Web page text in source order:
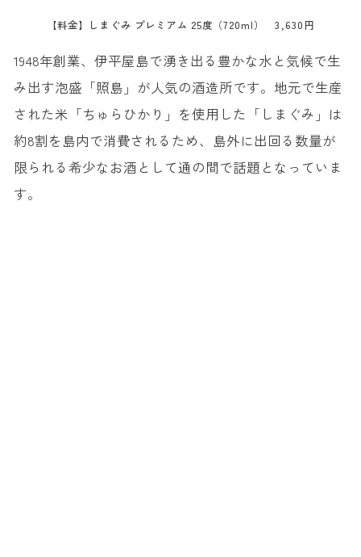
【料金】しまぐみ プレミアム 25度（720ml） 3,630円
1948年創業、伊平屋島で湧き出る豊かな水と気候で生
み出す泡盛「照島」が人気の酒造所です。地元で生産
された米「ちゅらひかり」を使用した「しまぐみ」は
約8割を島内で消費されるため、島外に出回る数量が
限られる希少なお酒として通の間で話題となっていま
す。